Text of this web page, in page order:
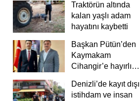
Traktörün altında
kalan yaşlı adam
hayatını kaybetti
Başkan Pütün’den
Kaymakam
Cihangir’e hayırlı
Denizli’de kayıt dışı
istihdam ve insan